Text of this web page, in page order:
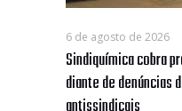
6 de agosto de 2026
Sindiquímica cobra
diante de denúncias